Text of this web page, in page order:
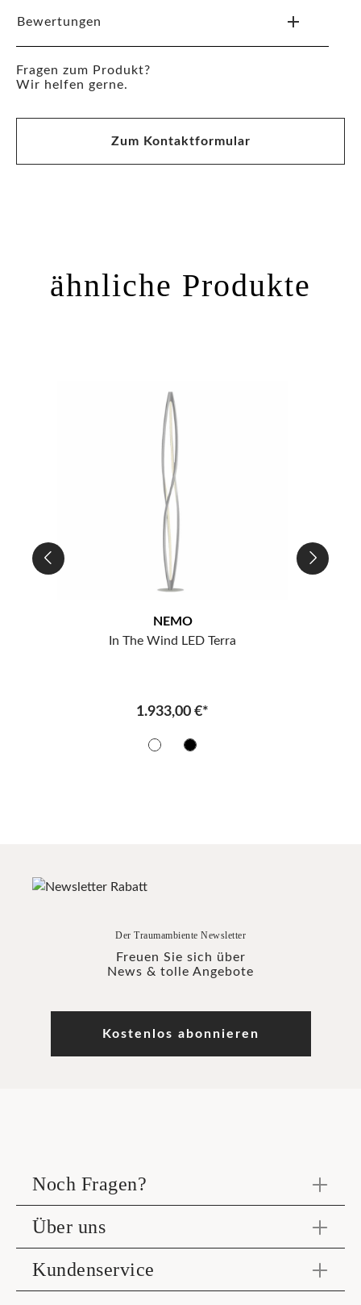
Bewertungen
Fragen zum Produkt?
Wir helfen gerne.
Zum Kontaktformular
ähnliche Produkte
NEMO
In The Wind LED Terra
1.933,00 €*
Der Traumambiente Newsletter
Freuen Sie sich über
News & tolle Angebote
Kostenlos abonnieren
Noch Fragen?
Über uns
Kundenservice